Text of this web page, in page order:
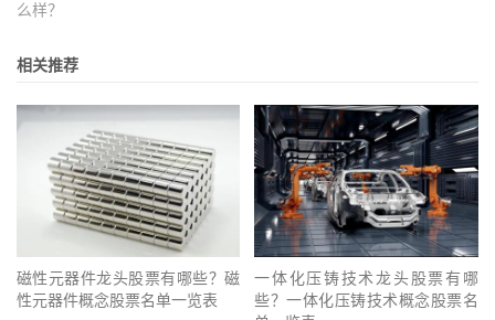
么样？
相关推荐
磁性元器件龙头股票有哪些？磁
性元器件概念股票名单一览表
一体化压铸技术龙头股票有哪
些？一体化压铸技术概念股票名